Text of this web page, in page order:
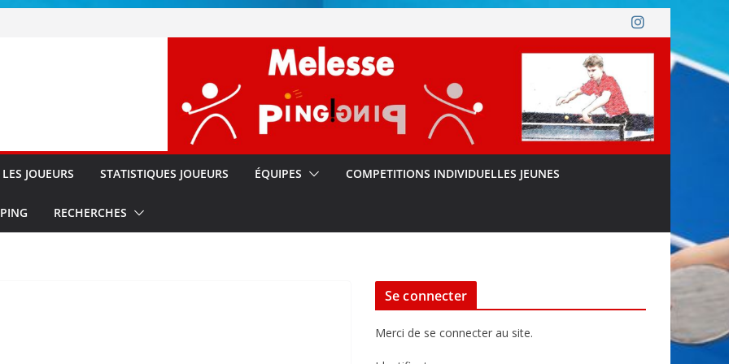
LES JOUEURS STATISTIQUES JOUEURS ÉQUIPES COMPETITIONS INDIVIDUELLES JEUNES
RECHERCHES
Se connecter
Merci de se connecter au site.